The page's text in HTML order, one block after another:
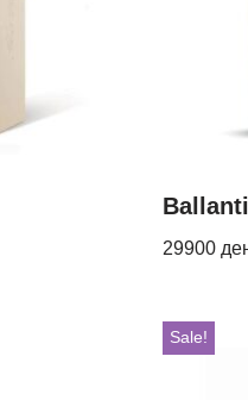
29900
Sale!